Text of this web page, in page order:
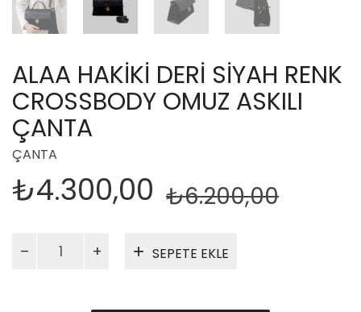
ALAA HAKIKI DERI SIYAH RENK
CROSSBODY OMUZ ASKILI
ÇANTA
ÇANTA
₺6.200,00
₺4.300,00 Şu
Hakiki
SEPETE EKLE